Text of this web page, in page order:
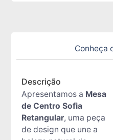
Conheça
Descrição
Apresentamos a Mesa
de Centro Sofia
Retangular, uma peça
de design que une a